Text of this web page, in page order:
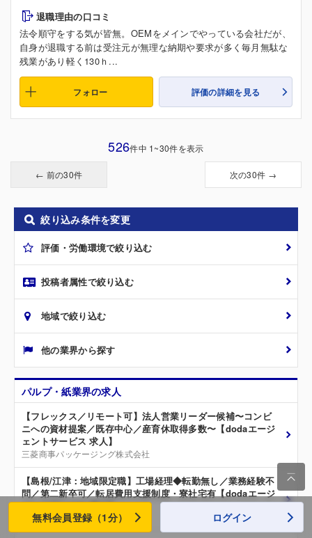
退職理由の口コミ
法令順守をする気が皆無。OEMをメインでやっている会社だが、
自身が退職する前は受注元が無理な納期や要求が多く毎月無駄な
残業があり軽く130ｈ...
フォロー 評価の詳細を見る
526件中 1~30件を表示
← 前の30件 次の30件 →
絞り込み条件を変更
評価・労働環境で絞り込む
投稿者属性で絞り込む
地域で絞り込む
他の業界から探す
パルプ・紙業界の求人
【フレックス／リモート可】法人営業リーダー候補〜コンビ
ニへの資材提案／既存中心／産育休取得多数〜【dodaエージ
ェントサービス 求人】
三菱商事パッケージング株式会社
【島根/江津：地域限定職】工場経理◆転勤無し／業務経験不
問／第二新卒可／転居費用支援制度・寮社宅有【dodaエージ
ェントサービス 求人】
日本製紙株式会社

無料会員登録（1分） ログイン